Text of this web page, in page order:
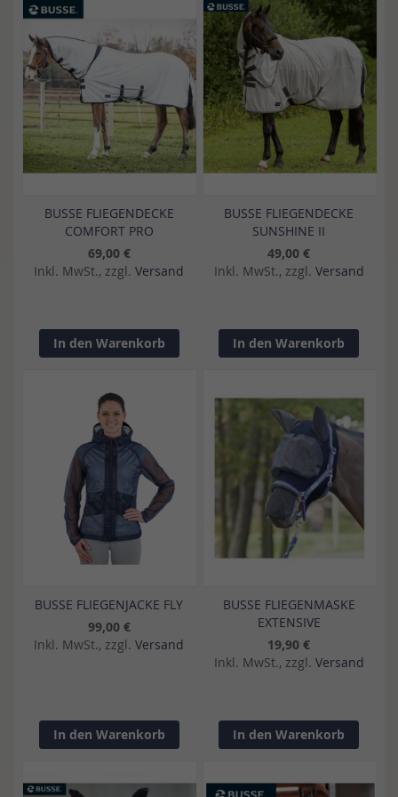
BUSSE FLIEGENDECKE
COMFORT PRO
69,00 €
Inkl. MwSt., zzgl. Versand
In den Warenkorb
BUSSE FLIEGENDECKE
SUNSHINE II
49,00 €
Inkl. MwSt., zzgl. Versand
In den Warenkorb
BUSSE FLIEGENJACKE FLY
99,00 €
Inkl. MwSt., zzgl. Versand
In den Warenkorb
BUSSE FLIEGENMASKE
EXTENSIVE
19,90 €
Inkl. MwSt., zzgl. Versand
In den Warenkorb